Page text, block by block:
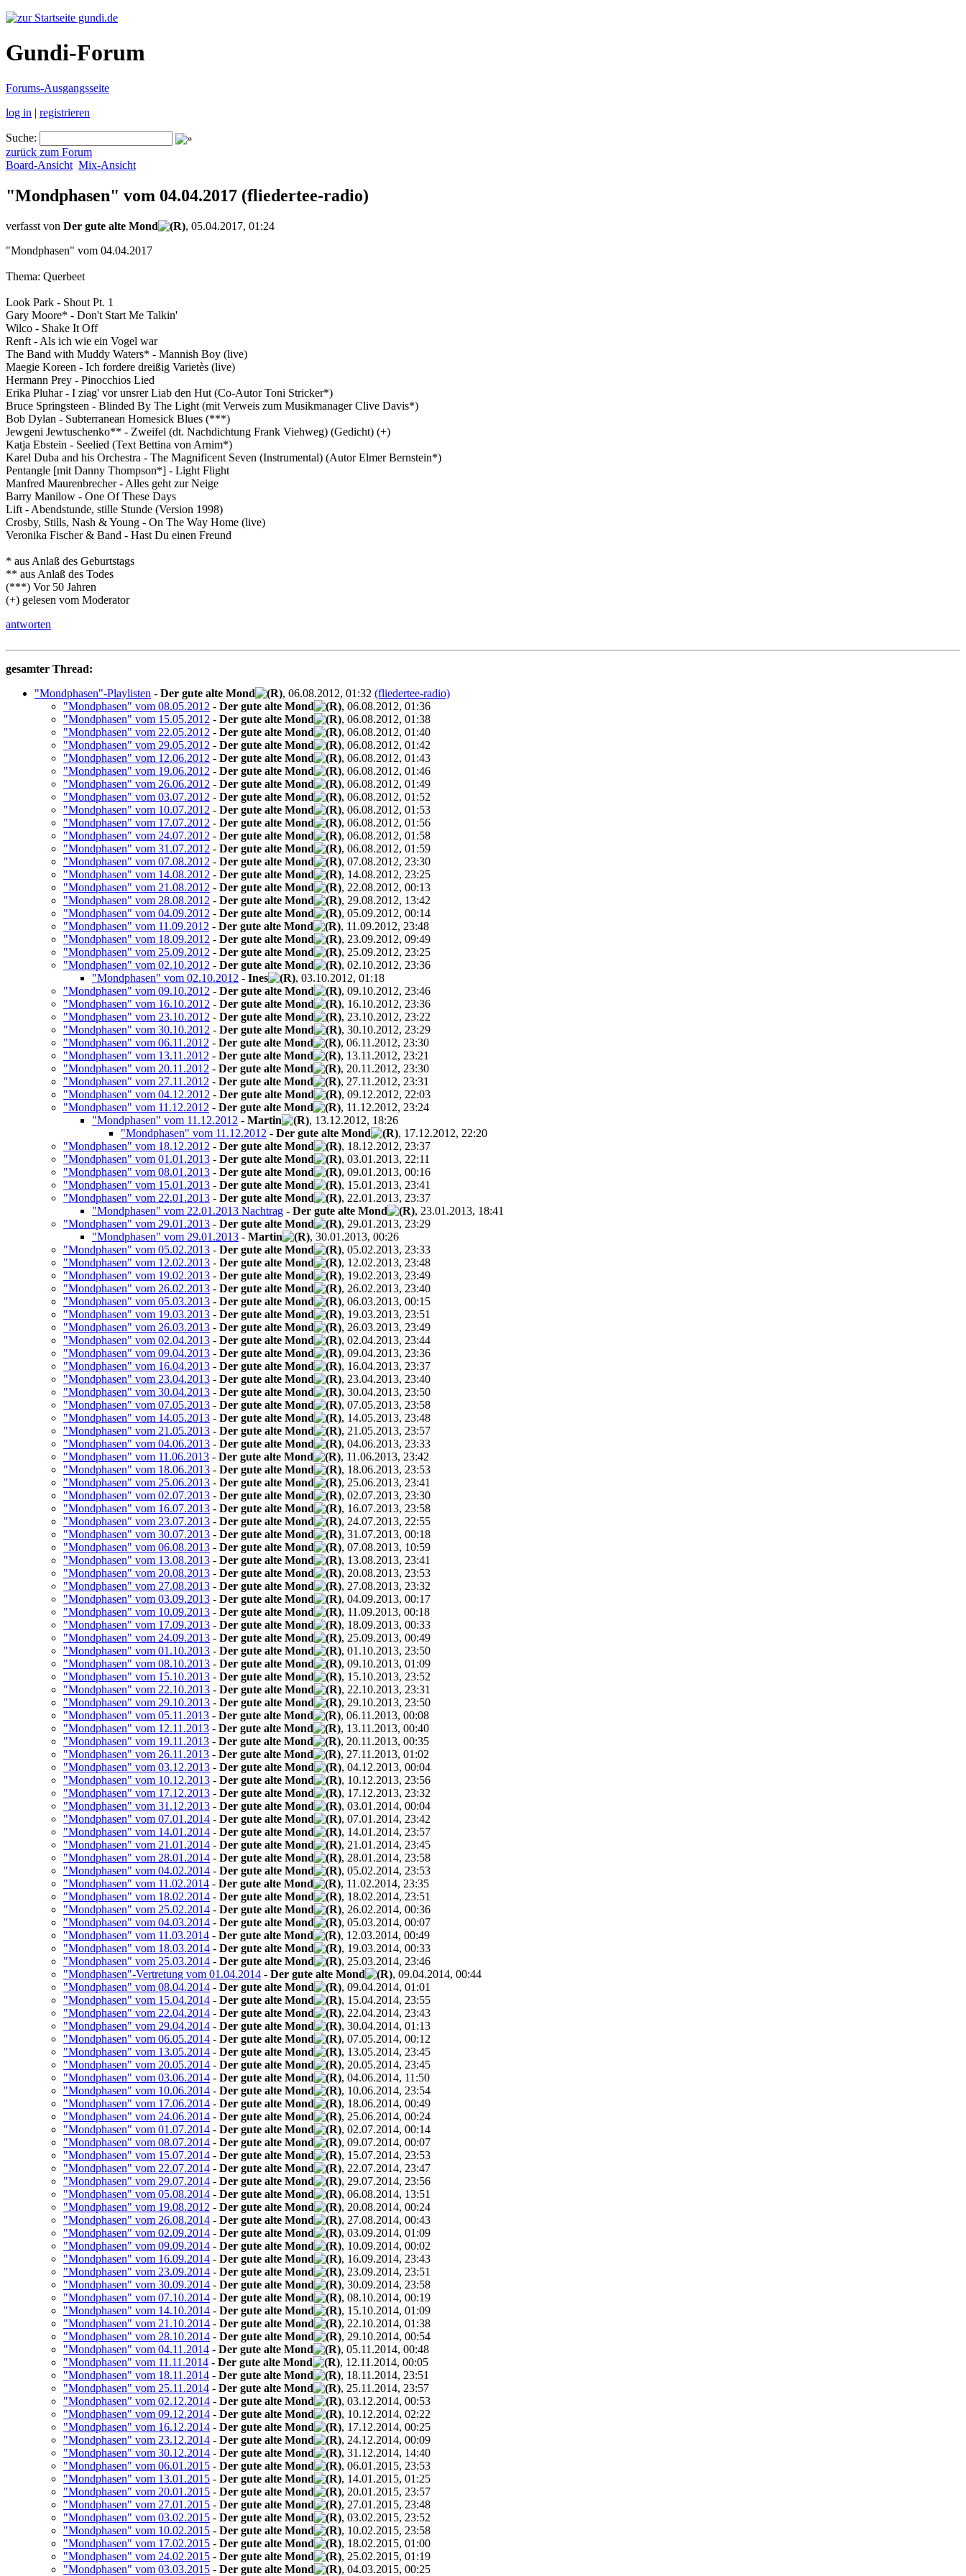
gundi.de
Gundi-Forum
Forums-Ausgangsseite
log in | registrieren
Suche:
zurück zum Forum
Board-Ansicht Mix-Ansicht
"Mondphasen" vom 04.04.2017 (fliedertee-radio)
verfasst von Der gute alte Mond
, 05.04.2017, 01:24
"Mondphasen" vom 04.04.2017
Thema: Querbeet
Look Park - Shout Pt. 1
Gary Moore* - Don't Start Me Talkin'
Wilco - Shake It Off
Renft - Als ich wie ein Vogel war
The Band with Muddy Waters* - Mannish Boy (live)
Maegie Koreen - Ich fordere dreißig Varietès (live)
Hermann Prey - Pinocchios Lied
Erika Pluhar - I ziag' vor unsrer Liab den Hut (Co-Autor Toni Stricker*)
Bruce Springsteen - Blinded By The Light (mit Verweis zum Musikmanager Clive Davis*)
Bob Dylan - Subterranean Homesick Blues (***)
Jewgeni Jewtuschenko** - Zweifel (dt. Nachdichtung Frank Viehweg) (Gedicht) (+)
Katja Ebstein - Seelied (Text Bettina von Arnim*)
Karel Duba and his Orchestra - The Magnificent Seven (Instrumental) (Autor Elmer Bernstein*)
Pentangle [mit Danny Thompson*] - Light Flight
Manfred Maurenbrecher - Alles geht zur Neige
Barry Manilow - One Of These Days
Lift - Abendstunde, stille Stunde (Version 1998)
Crosby, Stills, Nash & Young - On The Way Home (live)
Veronika Fischer & Band - Hast Du einen Freund
* aus Anlaß des Geburtstags
** aus Anlaß des Todes
(***) Vor 50 Jahren
(+) gelesen vom Moderator
antworten
gesamter Thread:
"Mondphasen"-Playlisten - Der gute alte Mond , 06.08.2012, 01:32 (fliedertee-radio)
"Mondphasen" vom 08.05.2012 - Der gute alte Mond
, 06.08.2012, 01:36
"Mondphasen" vom 15.05.2012 - Der gute alte Mond
, 06.08.2012, 01:38
"Mondphasen" vom 22.05.2012 - Der gute alte Mond
, 06.08.2012, 01:40
"Mondphasen" vom 29.05.2012 - Der gute alte Mond
, 06.08.2012, 01:42
"Mondphasen" vom 12.06.2012 - Der gute alte Mond
, 06.08.2012, 01:43
"Mondphasen" vom 19.06.2012 - Der gute alte Mond
, 06.08.2012, 01:46
"Mondphasen" vom 26.06.2012 - Der gute alte Mond
, 06.08.2012, 01:49
"Mondphasen" vom 03.07.2012 - Der gute alte Mond
, 06.08.2012, 01:52
"Mondphasen" vom 10.07.2012 - Der gute alte Mond
, 06.08.2012, 01:53
"Mondphasen" vom 17.07.2012 - Der gute alte Mond
, 06.08.2012, 01:56
"Mondphasen" vom 24.07.2012 - Der gute alte Mond
, 06.08.2012, 01:58
"Mondphasen" vom 31.07.2012 - Der gute alte Mond
, 06.08.2012, 01:59
"Mondphasen" vom 07.08.2012 - Der gute alte Mond
, 07.08.2012, 23:30
"Mondphasen" vom 14.08.2012 - Der gute alte Mond
, 14.08.2012, 23:25
"Mondphasen" vom 21.08.2012 - Der gute alte Mond
, 22.08.2012, 00:13
"Mondphasen" vom 28.08.2012 - Der gute alte Mond
, 29.08.2012, 13:42
"Mondphasen" vom 04.09.2012 - Der gute alte Mond
, 05.09.2012, 00:14
"Mondphasen" vom 11.09.2012 - Der gute alte Mond
, 11.09.2012, 23:48
"Mondphasen" vom 18.09.2012 - Der gute alte Mond
, 23.09.2012, 09:49
"Mondphasen" vom 25.09.2012 - Der gute alte Mond
, 25.09.2012, 23:25
"Mondphasen" vom 02.10.2012 - Der gute alte Mond
, 02.10.2012, 23:36
"Mondphasen" vom 02.10.2012 - Ines
, 03.10.2012, 01:18
"Mondphasen" vom 09.10.2012 - Der gute alte Mond
, 09.10.2012, 23:46
"Mondphasen" vom 16.10.2012 - Der gute alte Mond
, 16.10.2012, 23:36
"Mondphasen" vom 23.10.2012 - Der gute alte Mond
, 23.10.2012, 23:22
"Mondphasen" vom 30.10.2012 - Der gute alte Mond
, 30.10.2012, 23:29
"Mondphasen" vom 06.11.2012 - Der gute alte Mond
, 06.11.2012, 23:30
"Mondphasen" vom 13.11.2012 - Der gute alte Mond
, 13.11.2012, 23:21
"Mondphasen" vom 20.11.2012 - Der gute alte Mond
, 20.11.2012, 23:30
"Mondphasen" vom 27.11.2012 - Der gute alte Mond
, 27.11.2012, 23:31
"Mondphasen" vom 04.12.2012 - Der gute alte Mond
, 09.12.2012, 22:03
"Mondphasen" vom 11.12.2012 - Der gute alte Mond
, 11.12.2012, 23:24
"Mondphasen" vom 11.12.2012 - Martin
, 13.12.2012, 18:26
"Mondphasen" vom 11.12.2012 - Der gute alte Mond
, 17.12.2012, 22:20
"Mondphasen" vom 18.12.2012 - Der gute alte Mond
, 18.12.2012, 23:37
"Mondphasen" vom 01.01.2013 - Der gute alte Mond
, 03.01.2013, 22:11
"Mondphasen" vom 08.01.2013 - Der gute alte Mond
, 09.01.2013, 00:16
"Mondphasen" vom 15.01.2013 - Der gute alte Mond
, 15.01.2013, 23:41
"Mondphasen" vom 22.01.2013 - Der gute alte Mond
, 22.01.2013, 23:37
"Mondphasen" vom 22.01.2013 Nachtrag - Der gute alte Mond
, 23.01.2013, 18:41
"Mondphasen" vom 29.01.2013 - Der gute alte Mond
, 29.01.2013, 23:29
"Mondphasen" vom 29.01.2013 - Martin
, 30.01.2013, 00:26
"Mondphasen" vom 05.02.2013 - Der gute alte Mond
, 05.02.2013, 23:33
"Mondphasen" vom 12.02.2013 - Der gute alte Mond
, 12.02.2013, 23:48
"Mondphasen" vom 19.02.2013 - Der gute alte Mond
, 19.02.2013, 23:49
"Mondphasen" vom 26.02.2013 - Der gute alte Mond
, 26.02.2013, 23:40
"Mondphasen" vom 05.03.2013 - Der gute alte Mond
, 06.03.2013, 00:15
"Mondphasen" vom 19.03.2013 - Der gute alte Mond
, 19.03.2013, 23:51
"Mondphasen" vom 26.03.2013 - Der gute alte Mond
, 26.03.2013, 23:49
"Mondphasen" vom 02.04.2013 - Der gute alte Mond
, 02.04.2013, 23:44
"Mondphasen" vom 09.04.2013 - Der gute alte Mond
, 09.04.2013, 23:36
"Mondphasen" vom 16.04.2013 - Der gute alte Mond
, 16.04.2013, 23:37
"Mondphasen" vom 23.04.2013 - Der gute alte Mond
, 23.04.2013, 23:40
"Mondphasen" vom 30.04.2013 - Der gute alte Mond
, 30.04.2013, 23:50
"Mondphasen" vom 07.05.2013 - Der gute alte Mond
, 07.05.2013, 23:58
"Mondphasen" vom 14.05.2013 - Der gute alte Mond
, 14.05.2013, 23:48
"Mondphasen" vom 21.05.2013 - Der gute alte Mond
, 21.05.2013, 23:57
"Mondphasen" vom 04.06.2013 - Der gute alte Mond
, 04.06.2013, 23:33
"Mondphasen" vom 11.06.2013 - Der gute alte Mond
, 11.06.2013, 23:42
"Mondphasen" vom 18.06.2013 - Der gute alte Mond
, 18.06.2013, 23:53
"Mondphasen" vom 25.06.2013 - Der gute alte Mond
, 25.06.2013, 23:41
"Mondphasen" vom 02.07.2013 - Der gute alte Mond
, 02.07.2013, 23:30
"Mondphasen" vom 16.07.2013 - Der gute alte Mond
, 16.07.2013, 23:58
"Mondphasen" vom 23.07.2013 - Der gute alte Mond
, 24.07.2013, 22:55
"Mondphasen" vom 30.07.2013 - Der gute alte Mond
, 31.07.2013, 00:18
"Mondphasen" vom 06.08.2013 - Der gute alte Mond
, 07.08.2013, 10:59
"Mondphasen" vom 13.08.2013 - Der gute alte Mond
, 13.08.2013, 23:41
"Mondphasen" vom 20.08.2013 - Der gute alte Mond
, 20.08.2013, 23:53
"Mondphasen" vom 27.08.2013 - Der gute alte Mond
, 27.08.2013, 23:32
"Mondphasen" vom 03.09.2013 - Der gute alte Mond
, 04.09.2013, 00:17
"Mondphasen" vom 10.09.2013 - Der gute alte Mond
, 11.09.2013, 00:18
"Mondphasen" vom 17.09.2013 - Der gute alte Mond
, 18.09.2013, 00:33
"Mondphasen" vom 24.09.2013 - Der gute alte Mond
, 25.09.2013, 00:49
"Mondphasen" vom 01.10.2013 - Der gute alte Mond
, 01.10.2013, 23:50
"Mondphasen" vom 08.10.2013 - Der gute alte Mond
, 09.10.2013, 01:09
"Mondphasen" vom 15.10.2013 - Der gute alte Mond
, 15.10.2013, 23:52
"Mondphasen" vom 22.10.2013 - Der gute alte Mond
, 22.10.2013, 23:31
"Mondphasen" vom 29.10.2013 - Der gute alte Mond
, 29.10.2013, 23:50
"Mondphasen" vom 05.11.2013 - Der gute alte Mond
, 06.11.2013, 00:08
"Mondphasen" vom 12.11.2013 - Der gute alte Mond
, 13.11.2013, 00:40
"Mondphasen" vom 19.11.2013 - Der gute alte Mond
, 20.11.2013, 00:35
"Mondphasen" vom 26.11.2013 - Der gute alte Mond
, 27.11.2013, 01:02
"Mondphasen" vom 03.12.2013 - Der gute alte Mond
, 04.12.2013, 00:04
"Mondphasen" vom 10.12.2013 - Der gute alte Mond
, 10.12.2013, 23:56
"Mondphasen" vom 17.12.2013 - Der gute alte Mond
, 17.12.2013, 23:32
"Mondphasen" vom 31.12.2013 - Der gute alte Mond
, 03.01.2014, 00:04
"Mondphasen" vom 07.01.2014 - Der gute alte Mond
, 07.01.2014, 23:42
"Mondphasen" vom 14.01.2014 - Der gute alte Mond
, 14.01.2014, 23:57
"Mondphasen" vom 21.01.2014 - Der gute alte Mond
, 21.01.2014, 23:45
"Mondphasen" vom 28.01.2014 - Der gute alte Mond
, 28.01.2014, 23:58
"Mondphasen" vom 04.02.2014 - Der gute alte Mond
, 05.02.2014, 23:53
"Mondphasen" vom 11.02.2014 - Der gute alte Mond
, 11.02.2014, 23:35
"Mondphasen" vom 18.02.2014 - Der gute alte Mond
, 18.02.2014, 23:51
"Mondphasen" vom 25.02.2014 - Der gute alte Mond
, 26.02.2014, 00:36
"Mondphasen" vom 04.03.2014 - Der gute alte Mond
, 05.03.2014, 00:07
"Mondphasen" vom 11.03.2014 - Der gute alte Mond
, 12.03.2014, 00:49
"Mondphasen" vom 18.03.2014 - Der gute alte Mond
, 19.03.2014, 00:33
"Mondphasen" vom 25.03.2014 - Der gute alte Mond
, 25.03.2014, 23:46
"Mondphasen"-Vertretung vom 01.04.2014 - Der gute alte Mond
, 09.04.2014, 00:44
"Mondphasen" vom 08.04.2014 - Der gute alte Mond
, 09.04.2014, 01:01
"Mondphasen" vom 15.04.2014 - Der gute alte Mond
, 15.04.2014, 23:55
"Mondphasen" vom 22.04.2014 - Der gute alte Mond
, 22.04.2014, 23:43
"Mondphasen" vom 29.04.2014 - Der gute alte Mond
, 30.04.2014, 01:13
"Mondphasen" vom 06.05.2014 - Der gute alte Mond
, 07.05.2014, 00:12
"Mondphasen" vom 13.05.2014 - Der gute alte Mond
, 13.05.2014, 23:45
"Mondphasen" vom 20.05.2014 - Der gute alte Mond
, 20.05.2014, 23:45
"Mondphasen" vom 03.06.2014 - Der gute alte Mond
, 04.06.2014, 11:50
"Mondphasen" vom 10.06.2014 - Der gute alte Mond
, 10.06.2014, 23:54
"Mondphasen" vom 17.06.2014 - Der gute alte Mond
, 18.06.2014, 00:49
"Mondphasen" vom 24.06.2014 - Der gute alte Mond
, 25.06.2014, 00:24
"Mondphasen" vom 01.07.2014 - Der gute alte Mond
, 02.07.2014, 00:14
"Mondphasen" vom 08.07.2014 - Der gute alte Mond
, 09.07.2014, 00:07
"Mondphasen" vom 15.07.2014 - Der gute alte Mond
, 15.07.2014, 23:53
"Mondphasen" vom 22.07.2014 - Der gute alte Mond
, 22.07.2014, 23:47
"Mondphasen" vom 29.07.2014 - Der gute alte Mond
, 29.07.2014, 23:56
"Mondphasen" vom 05.08.2014 - Der gute alte Mond
, 06.08.2014, 13:51
"Mondphasen" vom 19.08.2012 - Der gute alte Mond
, 20.08.2014, 00:24
"Mondphasen" vom 26.08.2014 - Der gute alte Mond
, 27.08.2014, 00:43
"Mondphasen" vom 02.09.2014 - Der gute alte Mond
, 03.09.2014, 01:09
"Mondphasen" vom 09.09.2014 - Der gute alte Mond
, 10.09.2014, 00:02
"Mondphasen" vom 16.09.2014 - Der gute alte Mond
, 16.09.2014, 23:43
"Mondphasen" vom 23.09.2014 - Der gute alte Mond
, 23.09.2014, 23:51
"Mondphasen" vom 30.09.2014 - Der gute alte Mond
, 30.09.2014, 23:58
"Mondphasen" vom 07.10.2014 - Der gute alte Mond
, 08.10.2014, 00:19
"Mondphasen" vom 14.10.2014 - Der gute alte Mond
, 15.10.2014, 01:09
"Mondphasen" vom 21.10.2014 - Der gute alte Mond
, 22.10.2014, 01:38
"Mondphasen" vom 28.10.2014 - Der gute alte Mond
, 29.10.2014, 00:54
"Mondphasen" vom 04.11.2014 - Der gute alte Mond
, 05.11.2014, 00:48
"Mondphasen" vom 11.11.2014 - Der gute alte Mond
, 12.11.2014, 00:05
"Mondphasen" vom 18.11.2014 - Der gute alte Mond
, 18.11.2014, 23:51
"Mondphasen" vom 25.11.2014 - Der gute alte Mond
, 25.11.2014, 23:57
"Mondphasen" vom 02.12.2014 - Der gute alte Mond
, 03.12.2014, 00:53
"Mondphasen" vom 09.12.2014 - Der gute alte Mond
, 10.12.2014, 02:22
"Mondphasen" vom 16.12.2014 - Der gute alte Mond
, 17.12.2014, 00:25
"Mondphasen" vom 23.12.2014 - Der gute alte Mond
, 24.12.2014, 00:09
"Mondphasen" vom 30.12.2014 - Der gute alte Mond
, 31.12.2014, 14:40
"Mondphasen" vom 06.01.2015 - Der gute alte Mond
, 06.01.2015, 23:53
"Mondphasen" vom 13.01.2015 - Der gute alte Mond
, 14.01.2015, 01:25
"Mondphasen" vom 20.01.2015 - Der gute alte Mond
, 20.01.2015, 23:57
"Mondphasen" vom 27.01.2015 - Der gute alte Mond
, 27.01.2015, 23:48
"Mondphasen" vom 03.02.2015 - Der gute alte Mond
, 03.02.2015, 23:52
"Mondphasen" vom 10.02.2015 - Der gute alte Mond
, 10.02.2015, 23:58
"Mondphasen" vom 17.02.2015 - Der gute alte Mond
, 18.02.2015, 01:00
"Mondphasen" vom 24.02.2015 - Der gute alte Mond
, 25.02.2015, 01:19
"Mondphasen" vom 03.03.2015 - Der gute alte Mond
, 04.03.2015, 00:25